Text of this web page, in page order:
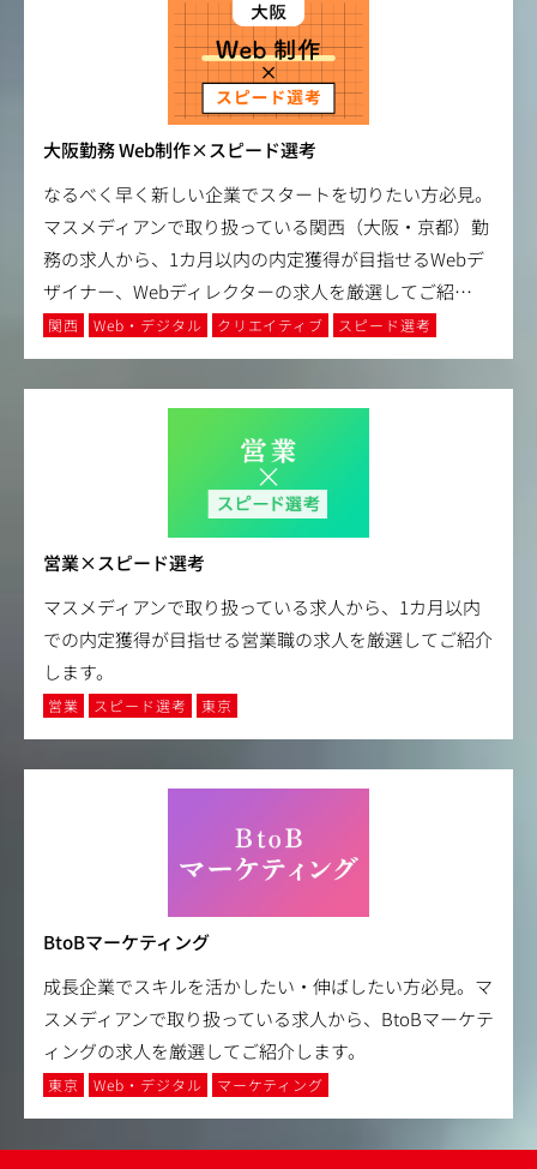
大阪勤務 Web制作×スピード選考
なるべく早く新しい企業でスタートを切りたい方必見。
マスメディアンで取り扱っている関西（大阪・京都）勤
務の求人から、1カ月以内の内定獲得が目指せるWebデ
ザイナー、Webディレクターの求人を厳選してご紹…
関西 Web・デジタル クリエイティブ スピード選考
営業×スピード選考
マスメディアンで取り扱っている求人から、1カ月以内
での内定獲得が目指せる営業職の求人を厳選してご紹介
します。
営業 スピード選考 東京
BtoBマーケティング
成長企業でスキルを活かしたい・伸ばしたい方必見。マ
スメディアンで取り扱っている求人から、BtoBマーケテ
ィングの求人を厳選してご紹介します。
東京 Web・デジタル マーケティング